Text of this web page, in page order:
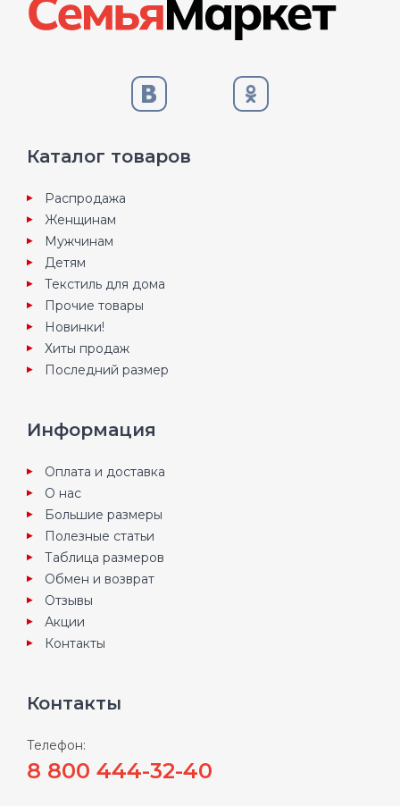
Каталог товаров
Распродажа
Женщинам
Мужчинам
Детям
Текстиль для дома
Прочие товары
Новинки!
Хиты продаж
Последний размер
Информация
Оплата и доставка
О нас
Большие размеры
Полезные статьи
Таблица размеров
Обмен и возврат
Отзывы
Акции
Контакты
Контакты
Телефон:
8 800 444-32-40